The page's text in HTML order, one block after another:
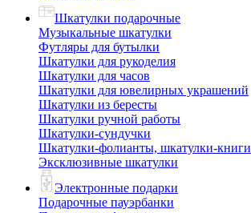
Шкатулки подарочные
Музыкальные шкатулки
Футляры для бутылки
Шкатулки для рукоделия
Шкатулки для часов
Шкатулки для ювелирных украшений
Шкатулки из бересты
Шкатулки ручной работы
Шкатулки-сундучки
Шкатулки-фолианты, шкатулки-книги
Эксклюзивные шкатулки
Электронные подарки
Подарочные пауэрбанки